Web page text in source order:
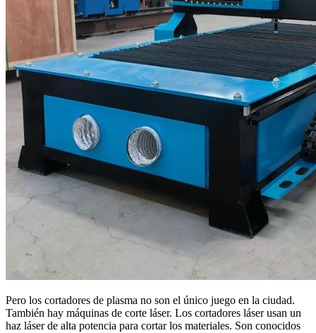
Pero los cortadores de plasma no son el único juego en la ciudad.
También hay máquinas de corte láser. Los cortadores láser usan un
haz láser de alta potencia para cortar los materiales. Son conocidos